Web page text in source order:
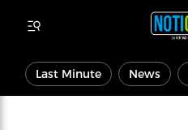
Last Minute News